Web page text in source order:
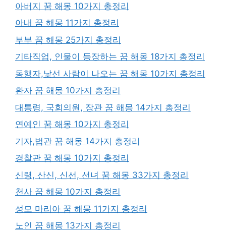
아버지 꿈 해몽 10가지 총정리
아내 꿈 해몽 11가지 총정리
부부 꿈 해몽 25가지 총정리
기타직업, 인물이 등장하는 꿈 해몽 18가지 총정리
동행자,낯선 사람이 나오는 꿈 해몽 10가지 총정리
환자 꿈 해몽 10가지 총정리
대통령, 국회의원, 장관 꿈 해몽 14가지 총정리
연예인 꿈 해몽 10가지 총정리
기자,법관 꿈 해몽 14가지 총정리
경찰관 꿈 해몽 10가지 총정리
신령, 산신, 신선, 선녀 꿈 해몽 33가지 총정리
천사 꿈 해몽 10가지 총정리
성모 마리아 꿈 해몽 11가지 총정리
노인 꿈 해몽 13가지 총정리